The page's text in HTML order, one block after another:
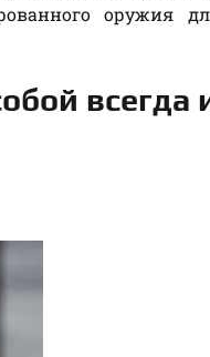
оружия
всегда